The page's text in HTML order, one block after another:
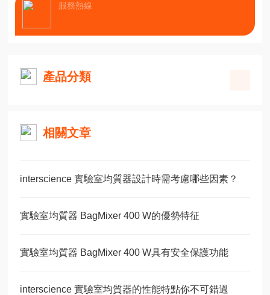
服務熱線
產品分類
相關文章
interscience 實驗室均質器設計時需考慮哪些因素？
實驗室均質器 BagMixer 400 W的優勢特征
實驗室均質器 BagMixer 400 W具有安全保護功能
interscience 實驗室均質器的性能特點你不可錯過